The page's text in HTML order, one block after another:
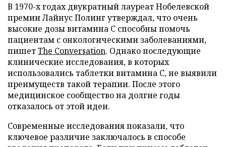
В 1970-х годах двукратный лауреат Нобелевской
премии Лайнус Полинг утверждал, что очень
высокие дозы витамина C способны помочь
пациентам с онкологическими заболеваниями,
пишетThe Conversation. Однако последующие
клинические исследования, в которых
использовались таблетки витамина C, не выявили
преимуществ такой терапии. После этого
медицинское сообщество на долгие годы
отказалось от этой идеи.
Современные исследования показали, что
ключевое различие заключалось в способе